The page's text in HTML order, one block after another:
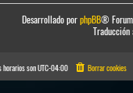
Desarrollado porphpBB®
horarios sonUTC-04:00 Borrar cookies